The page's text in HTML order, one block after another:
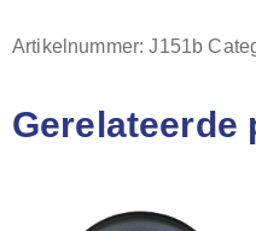
Artikelnummer:J151b
Gerelateerde